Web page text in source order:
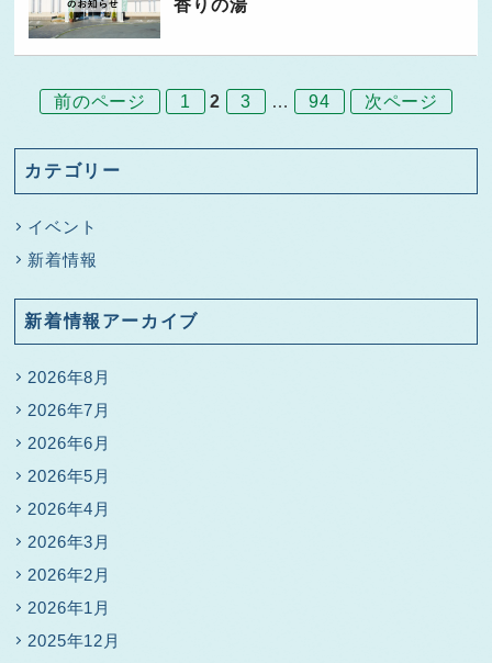
香りの湯
前のページ 1 2 3 … 94 次ページ
カテゴリー
イベント
新着情報
新着情報アーカイブ
2026年8月
2026年7月
2026年6月
2026年5月
2026年4月
2026年3月
2026年2月
2026年1月
2025年12月